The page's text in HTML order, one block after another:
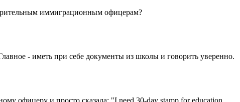
иммиграционным офицерам?
- иметь при себе документы из школы и говорить уверенно.
офицеру и просто сказала: "I need 30-day stamp for education